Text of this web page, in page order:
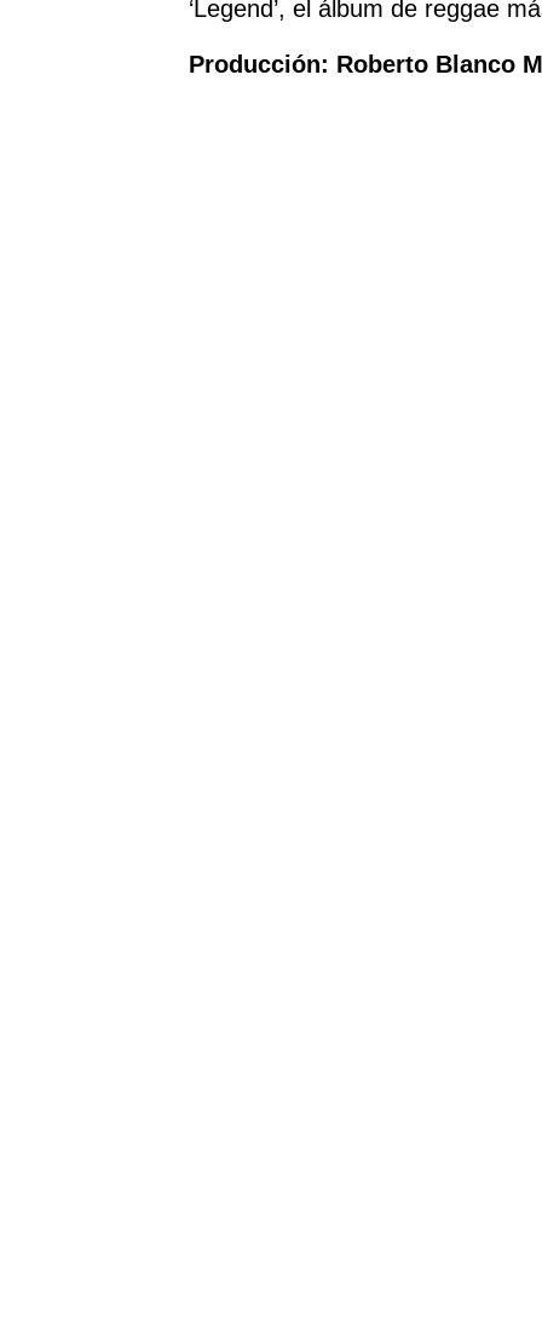
‘Legend’, el álbum de reggae
Producción: Roberto Blanco